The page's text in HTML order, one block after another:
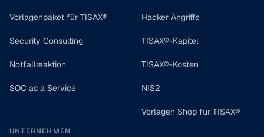
Vorlagenpaket für TISAX®
Security Consulting
Notfallreaktion
SOC as a Service
UNTERNEHMEN
Hacker Angriffe
TISAX®-Kapitel
TISAX®-Kosten
NIS2
Vorlagen Shop für TISAX®